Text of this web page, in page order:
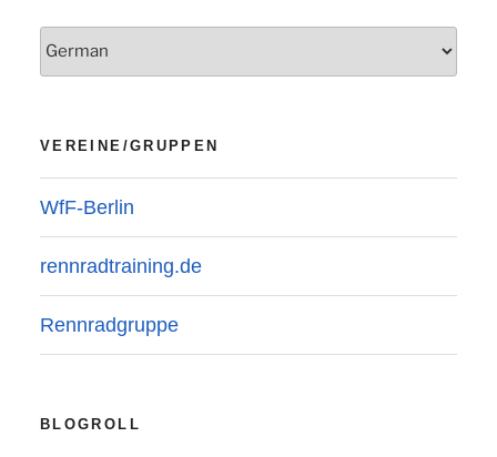
VEREINE/GRUPPEN
WfF-Berlin
rennradtraining.de
Rennradgruppe
BLOGROLL